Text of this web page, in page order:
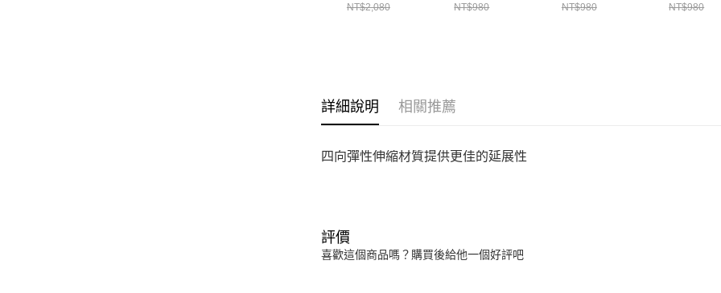
NT$2,080 NT$980 NT$980 NT$980
詳細說明 相關推薦
四向彈性伸縮材質提供更佳的延展性
評價
喜歡這個商品嗎？購買後給他一個好評吧